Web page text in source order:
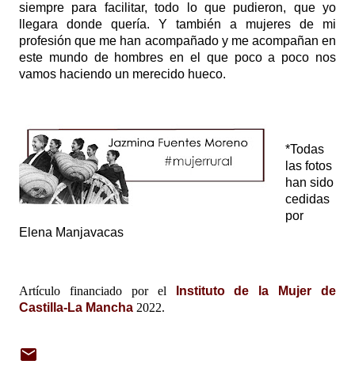
siempre para facilitar, todo lo que pudieron, que yo
llegara donde quería. Y también a mujeres de mi
profesión que me han acompañado y me acompañan en
este mundo de hombres en el que poco a poco nos
vamos haciendo un merecido hueco.
*Todas
las fotos
han sido
cedidas
por
Elena Manjavacas
Artículo financiado por el
Instituto de la Mujer de
Castilla-La Mancha 2022.